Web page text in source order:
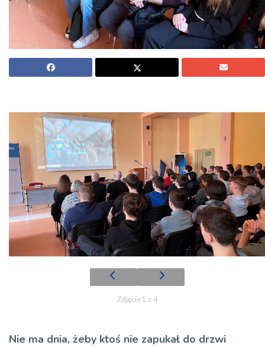
Zdjęcie 1 z 4
Nie ma dnia, żeby ktoś nie zapukał do drzwi